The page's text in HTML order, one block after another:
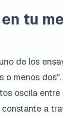
tu
de los
menos
oscila
a